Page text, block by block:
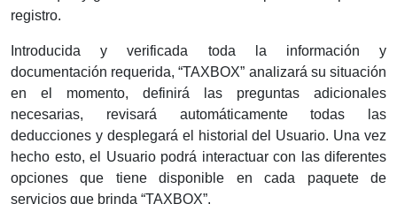
registro.
Introducida y verificada toda la información y
documentación requerida, “TAXBOX” analizará su situación
en el momento, definirá las preguntas adicionales
necesarias, revisará automáticamente todas las
deducciones y desplegará el historial del Usuario. Una vez
hecho esto, el Usuario podrá interactuar con las diferentes
opciones que tiene disponible en cada paquete de
servicios que brinda “TAXBOX”.